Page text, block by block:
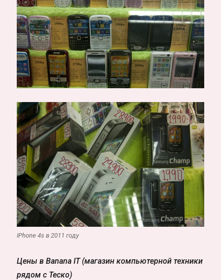
IPhone 4s в 2011 году
Цены в Banana IT (магазин компьютерной техники
рядом с Теско)